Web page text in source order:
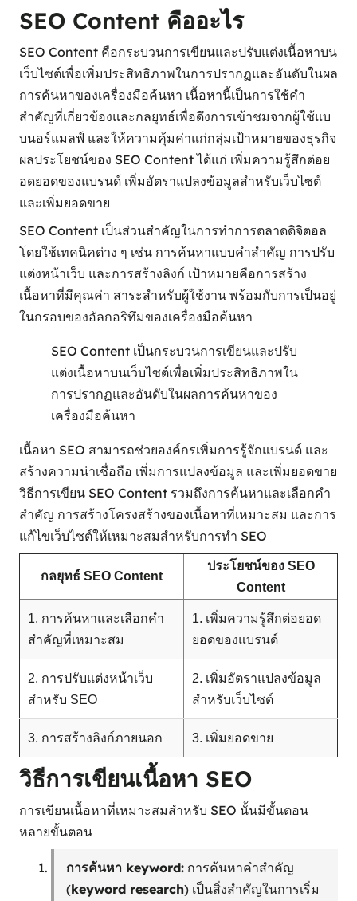
SEO Content คืออะไร
SEO Content คือกระบวนการเขียนและปรับแต่งเนื้อหาบน
เว็บไซต์เพื่อเพิ่มประสิทธิภาพในการปรากฏและอันดับในผล
การค้นหาของเครื่องมือค้นหา เนื้อหานี้เป็นการใช้คำ
สำคัญที่เกี่ยวข้องและกลยุทธ์เพื่อดึงการเข้าชมจากผู้ใช้แบ
บนอร์แมลฟ์ และให้ความคุ้มค่าแก่กลุ่มเป้าหมายของธุรกิจ
ผลประโยชน์ของ SEO Content ได้แก่ เพิ่มความรู้สึกต่อย
อดยอดของแบรนด์ เพิ่มอัตราแปลงข้อมูลสำหรับเว็บไซต์
และเพิ่มยอดขาย
SEO Content เป็นส่วนสำคัญในการทำการตลาดดิจิตอล
โดยใช้เทคนิคต่าง ๆ เช่น การค้นหาแบบคำสำคัญ การปรับ
แต่งหน้าเว็บ และการสร้างลิงก์ เป้าหมายคือการสร้าง
เนื้อหาที่มีคุณค่า สาระสำหรับผู้ใช้งาน พร้อมกับการเป็นอยู่
ในกรอบของอัลกอริทึมของเครื่องมือค้นหา
SEO Content เป็นกระบวนการเขียนและปรับ
แต่งเนื้อหาบนเว็บไซต์เพื่อเพิ่มประสิทธิภาพใน
การปรากฏและอันดับในผลการค้นหาของ
เครื่องมือค้นหา
เนื้อหา SEO สามารถช่วยองค์กรเพิ่มการรู้จักแบรนด์ และ
สร้างความน่าเชื่อถือ เพิ่มการแปลงข้อมูล และเพิ่มยอดขาย
วิธีการเขียน SEO Content รวมถึงการค้นหาและเลือกคำ
สำคัญ การสร้างโครงสร้างของเนื้อหาที่เหมาะสม และการ
แก้ไขเว็บไซต์ให้เหมาะสมสำหรับการทำ SEO
กลยุทธ์ SEO Content
ประโยชน์ของ SEO
Content
1. การค้นหาและเลือกคำ
สำคัญที่เหมาะสม
1. เพิ่มความรู้สึกต่อยอด
ยอดของแบรนด์
2. การปรับแต่งหน้าเว็บ
สำหรับ SEO
2. เพิ่มอัตราแปลงข้อมูล
สำหรับเว็บไซต์
3. การสร้างลิงก์ภายนอก 3. เพิ่มยอดขาย
วิธีการเขียนเนื้อหา SEO
การเขียนเนื้อหาที่เหมาะสมสำหรับ SEO นั้นมีขั้นตอน
หลายขั้นตอน
การค้นหา keyword: การค้นหาคำสำคัญ
(keyword research) เป็นสิ่งสำคัญในการเริ่ม